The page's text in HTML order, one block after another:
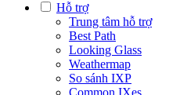
Hỗ trợ
Trung tâm hỗ trợ
Best Path
Looking Glass
Weathermap
So sánh IXP
Common IXes